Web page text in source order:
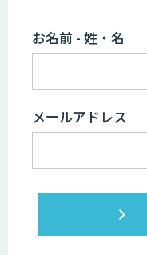
お名前 - 姓・名
メールアドレス